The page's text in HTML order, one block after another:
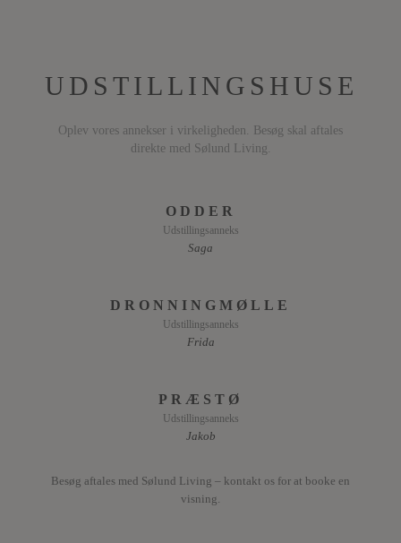
UDSTILLINGSHUSE
Oplev vores annekser i virkeligheden. Besøg skal aftales
direkte med Sølund Living.
ODDER
Udstillingsanneks
Saga
DRONNINGMØLLE
Udstillingsanneks
Frida
PRÆSTØ
Udstillingsanneks
Jakob
Besøg aftales med Sølund Living – kontakt os for at booke en
visning.